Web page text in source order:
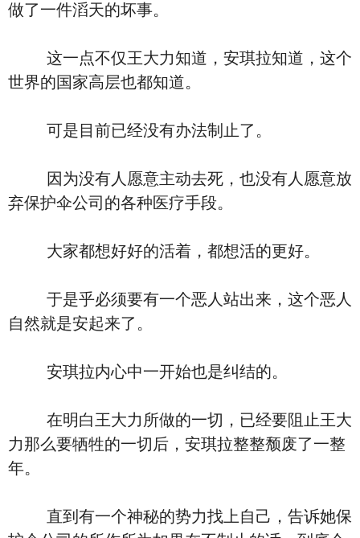
做了一件滔天的坏事。
这一点不仅王大力知道，安琪拉知道，这个
世界的国家高层也都知道。
可是目前已经没有办法制止了。
因为没有人愿意主动去死，也没有人愿意放
弃保护伞公司的各种医疗手段。
大家都想好好的活着，都想活的更好。
于是乎必须要有一个恶人站出来，这个恶人
自然就是安起来了。
安琪拉内心中一开始也是纠结的。
在明白王大力所做的一切，已经要阻止王大
力那么要牺牲的一切后，安琪拉整整颓废了一整
年。
直到有一个神秘的势力找上自己，告诉她保